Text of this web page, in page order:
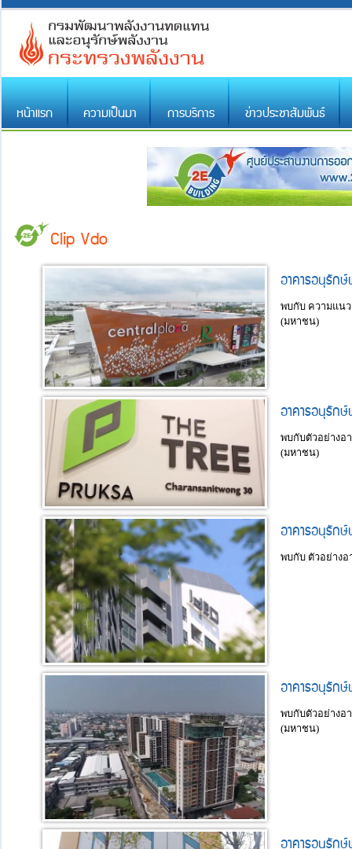
หน้าแรก ความเป็นมา การบริการ ข่าวประชาสัมพันธ์
Clip Vdo
อาคารอนุรัก
พบกับ ความแน
(มหาชน)
อาคารอนุรัก
พบกับตัวอย่างอ
(มหาชน)
อาคารอนุรักษ์
พบกับ ตัวอย่างอ
อาคารอนุรัก
พบกับตัวอย่างอ
(มหาชน)
อาคารอนุรัก